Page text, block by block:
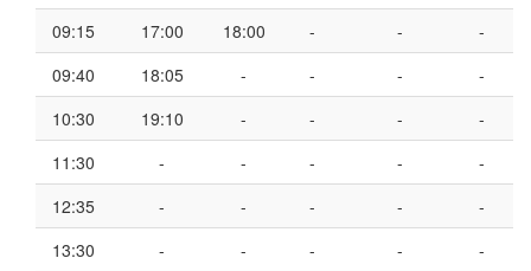
09:15
17:00 18:00 - -
-
09:40
18:05 - - -
-
10:30
19:10 - - -
-
11:30
- - - -
-
12:35
- - - -
-
13:30
- - - -
-